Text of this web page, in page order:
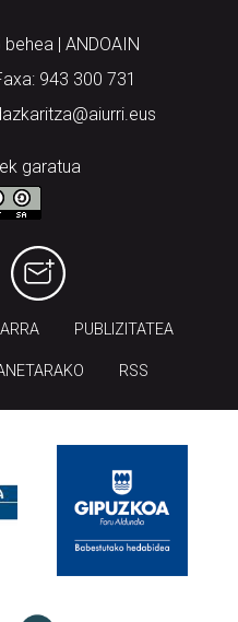
| ANDOAIN
943 300 731
garatua
PUBLIZITATEA
RSS